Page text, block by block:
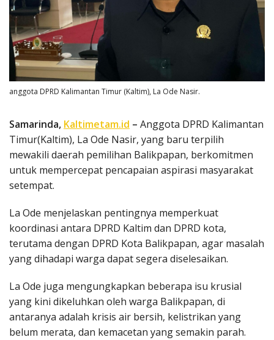
anggota DPRD Kalimantan Timur (Kaltim), La Ode Nasir.
Samarinda, Kaltimetam.id – Anggota DPRD Kalimantan
Timur(Kaltim), La Ode Nasir, yang baru terpilih
mewakili daerah pemilihan Balikpapan, berkomitmen
untuk mempercepat pencapaian aspirasi masyarakat
setempat.
La Ode menjelaskan pentingnya memperkuat
koordinasi antara DPRD Kaltim dan DPRD kota,
terutama dengan DPRD Kota Balikpapan, agar masalah
yang dihadapi warga dapat segera diselesaikan.
La Ode juga mengungkapkan beberapa isu krusial
yang kini dikeluhkan oleh warga Balikpapan, di
antaranya adalah krisis air bersih, kelistrikan yang
belum merata, dan kemacetan yang semakin parah.